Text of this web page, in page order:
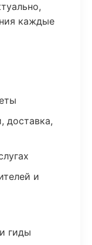
каждые
доставка,
и
гиды